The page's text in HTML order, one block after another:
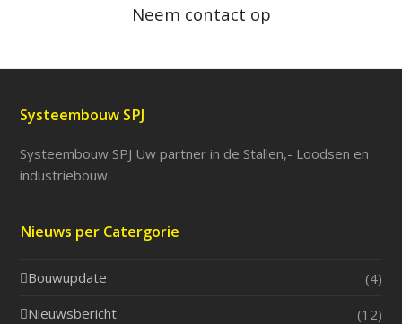
Neem contact op
Systeembouw SPJ
Systeembouw SPJ Uw partner in de Stallen,- Loodsen en
industriebouw.
Nieuws per Catergorie
Bouwupdate
(4)
Nieuwsbericht
(12)